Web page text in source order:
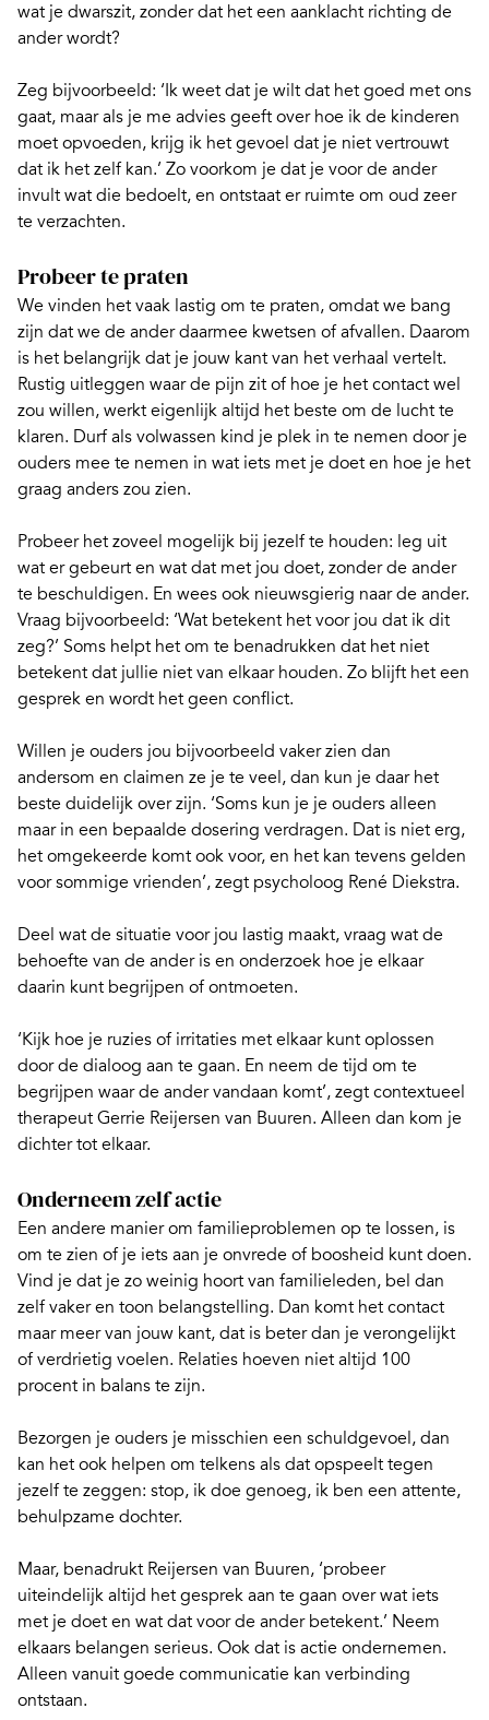
wat je dwarszit, zonder dat het een aanklacht richting de
ander wordt?
Zeg bijvoorbeeld: ‘Ik weet dat je wilt dat het goed met ons
gaat, maar als je me advies geeft over hoe ik de kinderen
moet opvoeden, krijg ik het gevoel dat je niet vertrouwt
dat ik het zelf kan.’ Zo voorkom je dat je voor de ander
invult wat die bedoelt, en ontstaat er ruimte om oud zeer
te verzachten.
Probeer te praten
We vinden het vaak lastig om te praten, omdat we bang
zijn dat we de ander daarmee kwetsen of afvallen. Daarom
is het belangrijk dat je jouw kant van het verhaal vertelt.
Rustig uitleggen waar de pijn zit of hoe je het contact wel
zou willen, werkt eigenlijk altijd het beste om de lucht te
klaren. Durf als volwassen kind je plek in te nemen door je
ouders mee te nemen in wat iets met je doet en hoe je het
graag anders zou zien.
Probeer het zoveel mogelijk bij jezelf te houden: leg uit
wat er gebeurt en wat dat met jou doet, zonder de ander
te beschuldigen. En wees ook nieuwsgierig naar de ander.
Vraag bijvoorbeeld: ‘Wat betekent het voor jou dat ik dit
zeg?’ Soms helpt het om te benadrukken dat het niet
betekent dat jullie niet van elkaar houden. Zo blijft het een
gesprek en wordt het geen conflict.
Willen je ouders jou bijvoorbeeld vaker zien dan
andersom en claimen ze je te veel, dan kun je daar het
beste duidelijk over zijn. ‘Soms kun je je ouders alleen
maar in een bepaalde dosering verdragen. Dat is niet erg,
het omgekeerde komt ook voor, en het kan tevens gelden
voor sommige vrienden’, zegt psycholoog René Diekstra.
Deel wat de situatie voor jou lastig maakt, vraag wat de
behoefte van de ander is en onderzoek hoe je elkaar
daarin kunt begrijpen of ontmoeten.
‘Kijk hoe je ruzies of irritaties met elkaar kunt oplossen
door de dialoog aan te gaan. En neem de tijd om te
begrijpen waar de ander vandaan komt’, zegt contextueel
therapeut Gerrie Reijersen van Buuren. Alleen dan kom je
dichter tot elkaar.
Onderneem zelf actie
Een andere manier om familieproblemen op te lossen, is
om te zien of je iets aan je onvrede of boosheid kunt doen.
Vind je dat je zo weinig hoort van familieleden, bel dan
zelf vaker en toon belangstelling. Dan komt het contact
maar meer van jouw kant, dat is beter dan je verongelijkt
of verdrietig voelen. Relaties hoeven niet altijd 100
procent in balans te zijn.
Bezorgen je ouders je misschien een schuldgevoel, dan
kan het ook helpen om telkens als dat opspeelt tegen
jezelf te zeggen: stop, ik doe genoeg, ik ben een attente,
behulpzame dochter.
Maar, benadrukt Reijersen van Buuren, ‘probeer
uiteindelijk altijd het gesprek aan te gaan over wat iets
met je doet en wat dat voor de ander betekent.’ Neem
elkaars belangen serieus. Ook dat is actie ondernemen.
Alleen vanuit goede communicatie kan verbinding
ontstaan.